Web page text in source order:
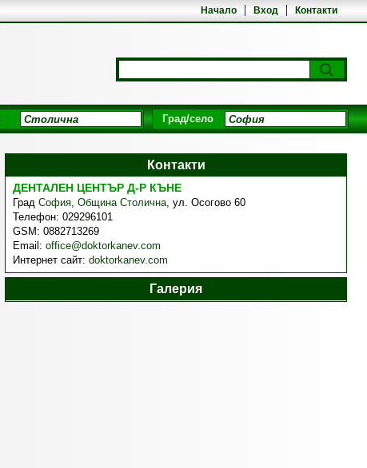
Начало Вход Контакти
Град/село
Контакти
ДЕНТАЛЕН ЦЕНТЪР Д-Р КЪНЕ
Град София, Община Столична, ул. Осогово 60
Телефон: 029296101
GSM: 0882713269
Email: office@doktorkanev.com
Интернет сайт: doktorkanev.com
Галерия